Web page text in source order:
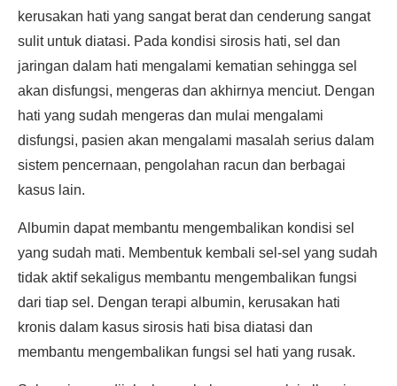
kerusakan hati yang sangat berat dan cenderung sangat
sulit untuk diatasi. Pada kondisi sirosis hati, sel dan
jaringan dalam hati mengalami kematian sehingga sel
akan disfungsi, mengeras dan akhirnya menciut. Dengan
hati yang sudah mengeras dan mulai mengalami
disfungsi, pasien akan mengalami masalah serius dalam
sistem pencernaan, pengolahan racun dan berbagai
kasus lain.
Albumin dapat membantu mengembalikan kondisi sel
yang sudah mati. Membentuk kembali sel-sel yang sudah
tidak aktif sekaligus membantu mengembalikan fungsi
dari tiap sel. Dengan terapi albumin, kerusakan hati
kronis dalam kasus sirosis hati bisa diatasi dan
membantu mengembalikan fungsi sel hati yang rusak.